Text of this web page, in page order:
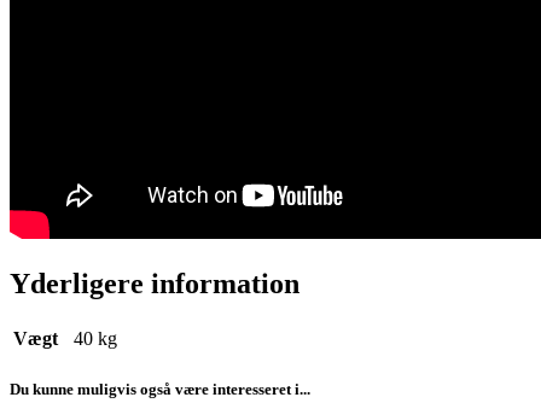
Yderligere information
Vægt 40 kg
Du kunne muligvis også være interesseret i...